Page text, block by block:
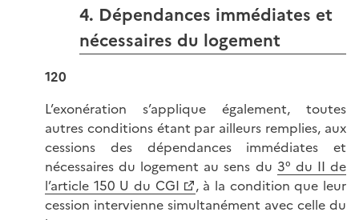
4. Dépendances immédiates et
nécessaires du logement
120
L’exonération s’applique également, toutes
autres conditions étant par ailleurs remplies, aux
cessions des dépendances immédiates et
nécessaires du logement au sens du 3° du II de
l’article 150 U du CGI
, à la condition que leur
cession intervienne simultanément avec celle du